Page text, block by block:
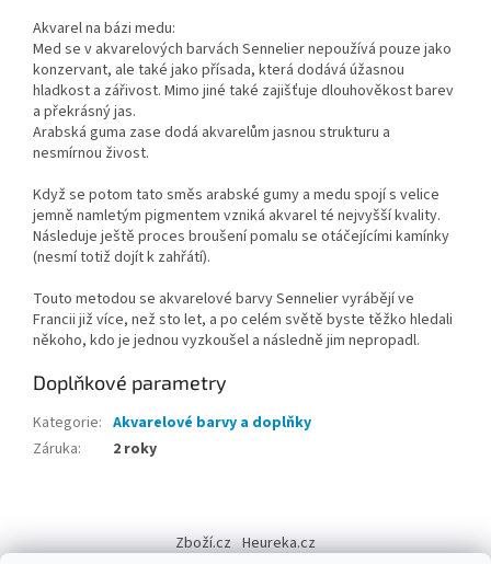
Akvarel na bázi medu:
Med se v akvarelových barvách Sennelier nepoužívá pouze jako
konzervant, ale také jako přísada, která dodává úžasnou
hladkost a zářivost. Mimo jiné také zajišťuje dlouhověkost barev
a překrásný jas.
Arabská guma zase dodá akvarelům jasnou strukturu a
nesmírnou živost.
Když se potom tato směs arabské gumy a medu spojí s velice
jemně namletým pigmentem vzniká akvarel té nejvyšší kvality.
Následuje ještě proces broušení pomalu se otáčejícími kamínky
(nesmí totiž dojít k zahřátí).
Touto metodou se akvarelové barvy Sennelier vyrábějí ve
Francii již více, než sto let, a po celém světě byste těžko hledali
někoho, kdo je jednou vyzkoušel a následně jim nepropadl.
Doplňkové parametry
Kategorie: Akvarelové barvy a doplňky
Záruka: 2 roky
Zboží.cz Heureka.cz